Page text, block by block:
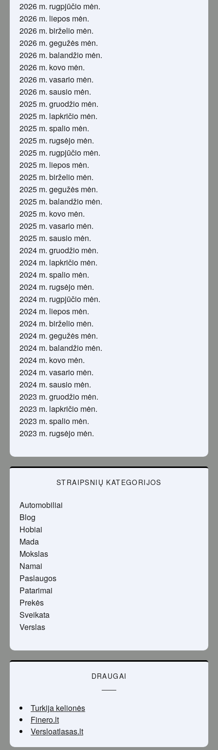
2026 m. rugpjūčio mėn.
2026 m. liepos mėn.
2026 m. birželio mėn.
2026 m. gegužės mėn.
2026 m. balandžio mėn.
2026 m. kovo mėn.
2026 m. vasario mėn.
2026 m. sausio mėn.
2025 m. gruodžio mėn.
2025 m. lapkričio mėn.
2025 m. spalio mėn.
2025 m. rugsėjo mėn.
2025 m. rugpjūčio mėn.
2025 m. liepos mėn.
2025 m. birželio mėn.
2025 m. gegužės mėn.
2025 m. balandžio mėn.
2025 m. kovo mėn.
2025 m. vasario mėn.
2025 m. sausio mėn.
2024 m. gruodžio mėn.
2024 m. lapkričio mėn.
2024 m. spalio mėn.
2024 m. rugsėjo mėn.
2024 m. rugpjūčio mėn.
2024 m. liepos mėn.
2024 m. birželio mėn.
2024 m. gegužės mėn.
2024 m. balandžio mėn.
2024 m. kovo mėn.
2024 m. vasario mėn.
2024 m. sausio mėn.
2023 m. gruodžio mėn.
2023 m. lapkričio mėn.
2023 m. spalio mėn.
2023 m. rugsėjo mėn.
STRAIPSNIŲ KATEGORIJOS
Automobiliai
Blog
Hobiai
Mada
Mokslas
Namai
Paslaugos
Patarimai
Prekės
Sveikata
Verslas
DRAUGAI
Turkija kelionės
Finero.lt
Versloatlasas.lt